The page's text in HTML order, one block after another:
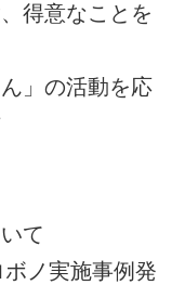
意なことを
の活動を応
て
施事例発